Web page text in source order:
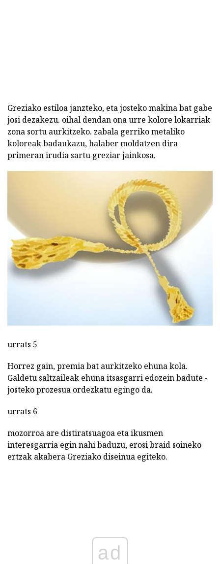
Greziako estiloa janzteko, eta josteko makina bat gabe
josi dezakezu. oihal dendan ona urre kolore lokarriak
zona sortu aurkitzeko. zabala gerriko metaliko
koloreak badaukazu, halaber moldatzen dira
primeran irudia sartu greziar jainkosa.
urrats 5
Horrez gain, premia bat aurkitzeko ehuna kola.
Galdetu saltzaileak ehuna itsasgarri edozein badute -
josteko prozesua ordezkatu egingo da.
urrats 6
mozorroa are distiratsuagoa eta ikusmen
interesgarria egin nahi baduzu, erosi braid soineko
ertzak akabera Greziako diseinua egiteko.
ad